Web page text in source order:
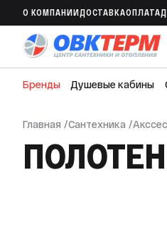
O КОМПАНИИ ДОСТАВКАОПЛАТА
Бренды Душевые кабины
Главная /Сантехника /